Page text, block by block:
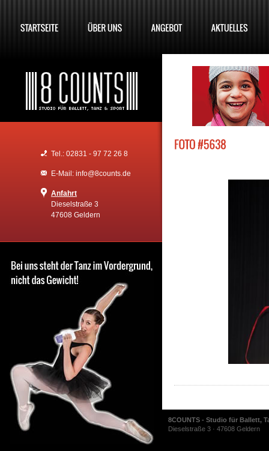
Tel.: 02831 - 97 72 26 8
E-Mail: info@8counts.de
Anfahrt
Dieselstraße 3
47608 Geldern
8COUNTS - Studio für Ballett,
Dieselstraße 3 · 47608 Geldern